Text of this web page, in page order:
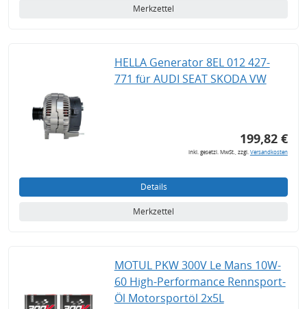
Merkzettel
HELLA Generator 8EL 012 427-
771 für AUDI SEAT SKODA VW
199,82 €
inkl. gesetzl. MwSt., zzgl.Versandkosten
Details
Merkzettel
MOTUL PKW 300V Le Mans 10W-
60 High-Performance Rennsport-
Öl Motorsportöl 2x5L